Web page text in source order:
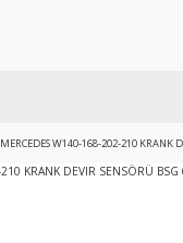
MERCEDES W140-168-202-210 KRANK